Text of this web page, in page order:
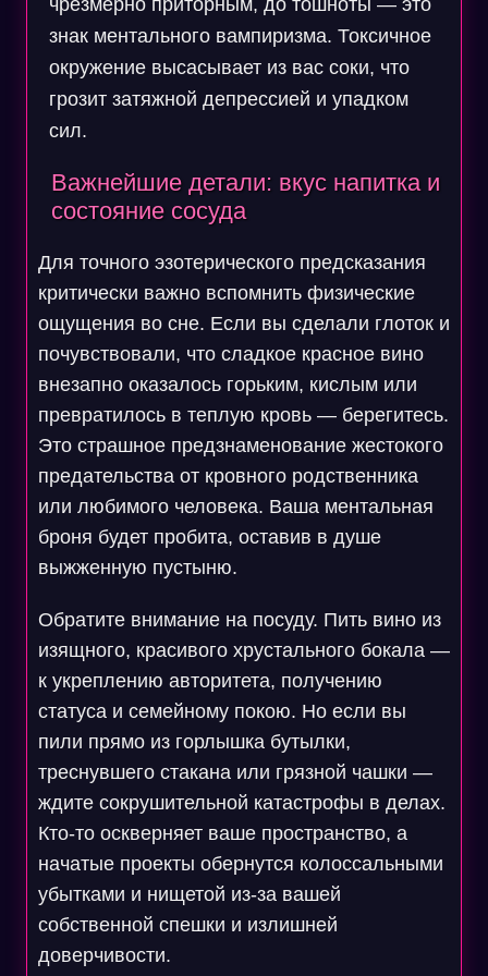
чрезмерно приторным, до тошноты — это
знак ментального вампиризма. Токсичное
окружение высасывает из вас соки, что
грозит затяжной депрессией и упадком
сил.
Важнейшие детали: вкус напитка и
состояние сосуда
Для точного эзотерического предсказания
критически важно вспомнить физические
ощущения во сне. Если вы сделали глоток и
почувствовали, что сладкое красное вино
внезапно оказалось горьким, кислым или
превратилось в теплую кровь — берегитесь.
Это страшное предзнаменование жестокого
предательства от кровного родственника
или любимого человека. Ваша ментальная
броня будет пробита, оставив в душе
выжженную пустыню.
Обратите внимание на посуду. Пить вино из
изящного, красивого хрустального бокала —
к укреплению авторитета, получению
статуса и семейному покою. Но если вы
пили прямо из горлышка бутылки,
треснувшего стакана или грязной чашки —
ждите сокрушительной катастрофы в делах.
Кто-то оскверняет ваше пространство, а
начатые проекты обернутся колоссальными
убытками и нищетой из-за вашей
собственной спешки и излишней
доверчивости.